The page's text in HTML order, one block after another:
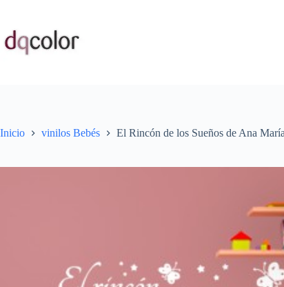
contenido
Inicio vinilos Bebés El Rincón de los Sueños de Ana María